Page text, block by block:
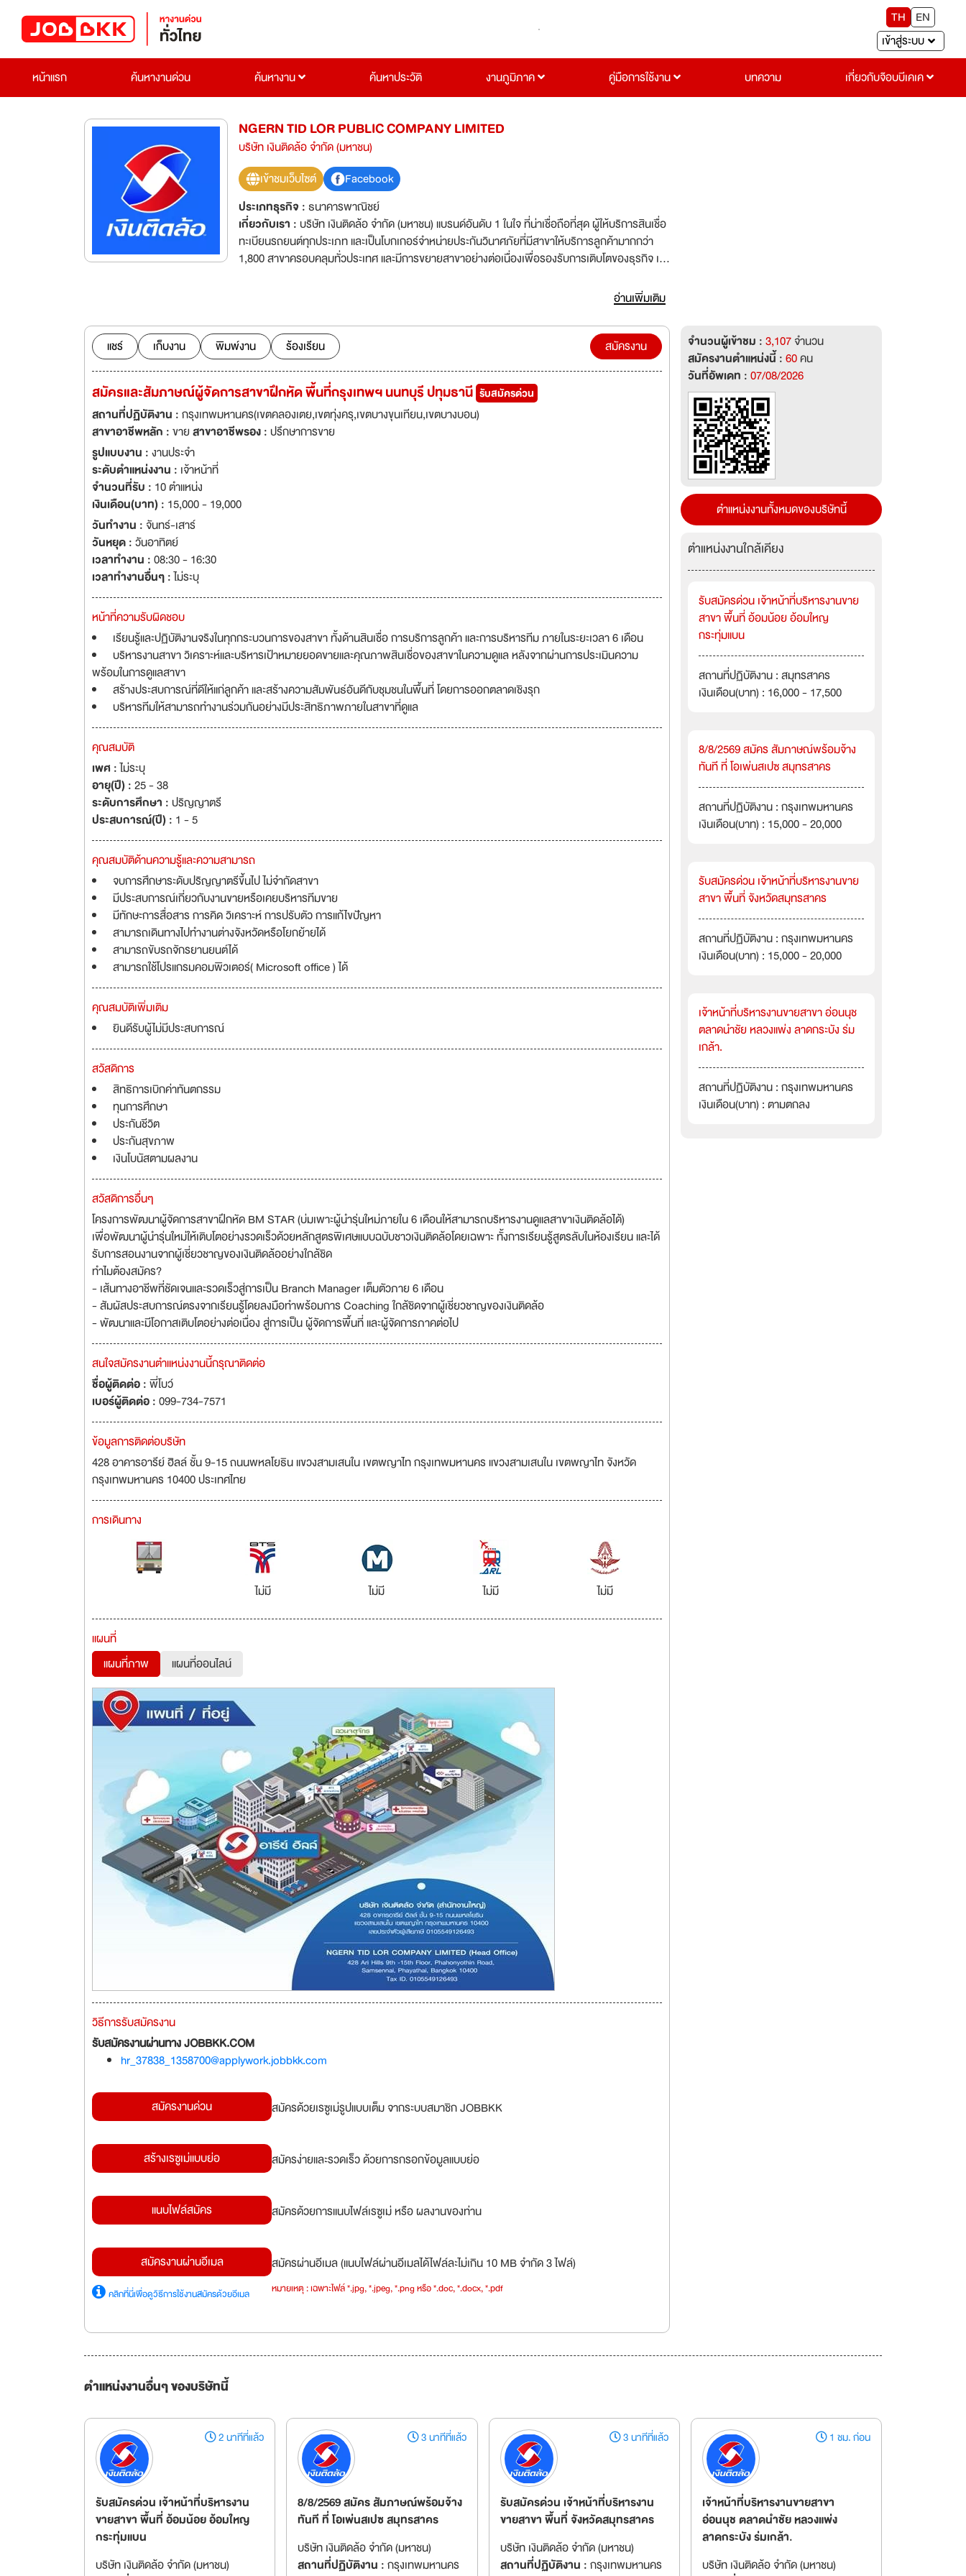
TH
EN
เข้าสู่ระบบ
หน้าแรก
ค้นหางานด่วน ค้นหางาน ค้นหาประวัติ งานภูมิภาค คู่มือการใช้งาน บทความ เกี่ยวกับจ๊อบบีเคเค
NGERN TID LOR PUBLIC COMPANY LIMITED
บริษัท เงินติดล้อ จำกัด (มหาชน)
เข้าชมเว็บไซต์
Facebook
ประเภทธุรกิจ : ธนาคารพาณิชย์
เกี่ยวกับเรา :บริษัท เงินติดล้อ จำกัด (มหาชน) แบรนด์อันดับ 1 ในใจ ที่น่าเชื่อถือที่สุด ผู้ให้บริการสินเชื่อ
ทะเบียนรถยนต์ทุกประเภท และเป็นโบกเกอร์จำหน่ายประกันวินาศภัยที่มีสาขาให้บริการลูกค้ามากกว่า
1,800 สาขาครอบคลุมทั่วประเทศ และมีการขยายสาขาอย่างต่อเนื่องเพื่อรองรับการเติบโตของธุรกิจ เรา
จริงใจของพนักงาน “เงินติดล้อ” จึงเป็นชื่อแรกที่ลูกค้านึกถึง ไว้ใจ แนะนำ และบอกต่อมากที่สุด รางวัลที่
Congress 2020 -Most Innovative Digital Innovation in Financial Inclusion (Winner) และ
Outstanding Leadership in Customer Experience (Winner) โดย Digital CX Awards by The
Digital Banker 2020 -Outstanding CX in Digital Sales Strategy (Winner) และ Best Use of
Data and Analytics for CX (Highly Acclaimed) โดย Digital CX Awards by The Digital Banker
2021 -Finance Company of the Year – Thailand โดย The Asian Banking & Finance 2021 -
Thailand’s Most Admired Brand หมวดสินเชื่อที่มีทะเบียนรถเป็นประกัน 3 ปีซ้อน โดยนิตยสาร
BrandAge ทำความรู้จักกับเรามากขึ้น ผ่านหลากหลายเรื่องราวของชาวเงินติดล้อ ที่เราตั้งใจทำมาเพื่อ
อ่านเพิ่มเติม
แชร์ เก็บงาน พิมพ์งาน ร้องเรียน สมัครงาน
สมัครและสัมภาษณ์ผู้จัดการสาขาฝึกหัด พื้นที่กรุงเทพฯ นนทบุรี ปทุมธานี รับสมัครด่วน
สถานที่ปฏิบัติงาน :กรุงเทพมหานคร(เขตคลองเตย,เขตทุ่งครุ,เขตบางขุนเทียน,เขตบางบอน)
สาขาอาชีพหลัก :ขายสาขาอาชีพรอง :ปรึกษาการขาย
รูปแบบงาน :งานประจำ
ระดับตำแหน่งงาน : เจ้าหน้าที่
จำนวนที่รับ : 10 ตำแหน่ง
เงินเดือน(บาท) : 15,000 - 19,000
วันทำงาน : จันทร์-เสาร์
วันหยุด :วันอาทิตย์
เวลาทำงาน :08:30 - 16:30
เวลาทำงานอื่นๆ :ไม่ระบุ
หน้าที่ความรับผิดชอบ
เรียนรู้และปฏิบัติงานจริงในทุกกระบวนการของสาขา ทั้งด้านสินเชื่อ การบริการลูกค้า และการบริหารทีม ภายในระยะเวลา 6 เดือน
บริหารงานสาขา วิเคราะห์และบริหารเป้าหมายยอดขายและคุณภาพสินเชื่อของสาขาในความดูแล หลังจากผ่านการประเมินความ
พร้อมในการดูแลสาขา
สร้างประสบการณ์ที่ดีให้แก่ลูกค้า และสร้างความสัมพันธ์อันดีกับชุมชนในพื้นที่ โดยการออกตลาดเชิงรุก
บริหารทีมให้สามารถทำงานร่วมกันอย่างมีประสิทธิภาพภายในสาขาที่ดูแล
คุณสมบัติ
เพศ :ไม่ระบุ
อายุ(ปี) :25 - 38
ระดับการศึกษา :ปริญญาตรี
ประสบการณ์(ปี) : 1 - 5
คุณสมบัติด้านความรู้และความสามารถ
จบการศึกษาระดับปริญญาตรีขึ้นไป ไม่จำกัดสาขา
มีประสบการณ์เกี่ยวกับงานขายหรือเคยบริหารทีมขาย
มีทักษะการสื่อสาร การคิด วิเคราะห์ การปรับตัว การแก้ไขปัญหา
สามารถเดินทางไปทำงานต่างจังหวัดหรือโยกย้ายได้
สามารถขับรถจักรยานยนต์ได้
สามารถใช้โปรแกรมคอมพิวเตอร์( Microsoft office ) ได้
คุณสมบัติเพิ่มเติม
ยินดีรับผู้ไม่มีประสบการณ์
สวัสดิการ
สิทธิการเบิกค่าทันตกรรม
ทุนการศึกษา
ประกันชีวิต
ประกันสุขภาพ
เงินโบนัสตามผลงาน
สวัสดิการอื่นๆ
โครงการพัฒนาผู้จัดการสาขาฝึกหัด BM STAR (บ่มเพาะผู้นำรุ่นใหม่ภายใน 6 เดือนให้สามารถบริหารงานดูแลสาขาเงินติดล้อได้)
เพื่อพัฒนาผู้นำรุ่นใหม่ให้เติบโตอย่างรวดเร็วด้วยหลักสูตรพิเศษแบบฉบับชาวเงินติดล้อโดยเฉพาะ ทั้งการเรียนรู้สูตรลับในห้องเรียน และได้
รับการสอนงานจากผู้เชี่ยวชาญของเงินติดล้ออย่างใกล้ชิด
ทำไมต้องสมัคร?
- เส้นทางอาชีพที่ชัดเจนและรวดเร็วสู่การเป็น Branch Manager เต็มตัวภาย 6 เดือน
- สัมผัสประสบการณ์ตรงจากเรียนรู้โดยลงมือทำพร้อมการ Coaching ใกล้ชิดจากผู้เชี่ยวชาญของเงินติดล้อ
- พัฒนาและมีโอกาสเติบโตอย่างต่อเนื่อง สู่การเป็น ผู้จัดการพื้นที่ และผู้จัดการภาคต่อไป
สนใจสมัครงานตำแหน่งงานนี้กรุณาติดต่อ
ชื่อผู้ติดต่อ :พี่โบว์
เบอร์ผู้ติดต่อ :099-734-7571
ข้อมูลการติดต่อบริษัท
428 อาคารอารีย์ ฮิลล์ ชั้น 9-15 ถนนพหลโยธิน แขวงสามเสนใน เขตพญาไท กรุงเทพมหานคร แขวงสามเสนใน เขตพญาไท จังหวัด
กรุงเทพมหานคร 10400 ประเทศไทย
การเดินทาง
ไม่มี ไม่มี ไม่มี ไม่มี
แผนที่
แผนที่ภาพ
แผนที่ออนไลน์
วิธีการรับสมัครงาน
รับสมัครงานผ่านทาง JOBBKK.COM
hr_37838_1358700@applywork.jobbkk.com
สมัครงานด่วน สมัครด้วยเรซูเม่รูปแบบเต็ม จากระบบสมาชิก JOBBKK
สร้างเรซูเม่แบบย่อ สมัครง่ายและรวดเร็ว ด้วยการกรอกข้อมูลแบบย่อ
แนบไฟล์สมัคร สมัครด้วยการแนบไฟล์เรซูเม่ หรือ ผลงานของท่าน
สมัครงานผ่านอีเมล
คลิกที่นี่เพื่อดูวิธีการใช้งานสมัครด้วยอีเมล
สมัครผ่านอีเมล (แนบไฟล์ผ่านอีเมลได้ไฟล์ละไม่เกิน 10 MB จำกัด 3 ไฟล์)
หมายเหตุ : เฉพาะไฟล์ *.jpg, *.jpeg, *.png หรือ *.doc, *.docx, *.pdf
จำนวนผู้เข้าชม :3,107จำนวน
สมัครงานตำแหน่งนี้ :60คน
วันที่อัพเดท :07/08/2026
ตำแหน่งงานทั้งหมดของบริษัทนี้
ตำแหน่งงานใกล้เคียง
รับสมัครด่วน เจ้าหน้าที่บริหารงานขาย
สาขา พื้นที่ อ้อมน้อย อ้อมใหญ
กระทุ่มแบน
สถานที่ปฏิบัติงาน : สมุทรสาคร
เงินเดือน(บาท) : 16,000 - 17,500
8/8/2569 สมัคร สัมภาษณ์พร้อมจ้าง
ทันที ที่ โอเพ่นสเปซ สมุทรสาคร
สถานที่ปฏิบัติงาน : กรุงเทพมหานคร
เงินเดือน(บาท) : 15,000 - 20,000
รับสมัครด่วน เจ้าหน้าที่บริหารงานขาย
สาขา พื้นที่ จังหวัดสมุทรสาคร
สถานที่ปฏิบัติงาน : กรุงเทพมหานคร
เงินเดือน(บาท) : 15,000 - 20,000
เจ้าหน้าที่บริหารงานขายสาขา อ่อนนุช
ตลาดนำชัย หลวงแพ่ง ลาดกระบัง ร่ม
เกล้า.
สถานที่ปฏิบัติงาน : กรุงเทพมหานคร
เงินเดือน(บาท) : ตามตกลง
ตำแหน่งงานอื่นๆ ของบริษัทนี้
2 นาทีที่แล้ว
รับสมัครด่วน เจ้าหน้าที่บริหารงาน
ขายสาขา พื้นที่ อ้อมน้อย อ้อมใหญ
กระทุ่มแบน
บริษัท เงินติดล้อ จำกัด (มหาชน)
3 นาทีที่แล้ว
8/8/2569 สมัคร สัมภาษณ์พร้อมจ้าง
ทันที ที่ โอเพ่นสเปซ สมุทรสาคร
บริษัท เงินติดล้อ จำกัด (มหาชน)
สถานที่ปฏิบัติงาน :กรุงเทพมหานคร
3 นาทีที่แล้ว
รับสมัครด่วน เจ้าหน้าที่บริหารงาน
ขายสาขา พื้นที่ จังหวัดสมุทรสาคร
บริษัท เงินติดล้อ จำกัด (มหาชน)
สถานที่ปฏิบัติงาน :กรุงเทพมหานคร
1 ชม. ก่อน
เจ้าหน้าที่บริหารงานขายสาขา
อ่อนนุช ตลาดนำชัย หลวงแพ่ง
ลาดกระบัง ร่มเกล้า.
บริษัท เงินติดล้อ จำกัด (มหาชน)